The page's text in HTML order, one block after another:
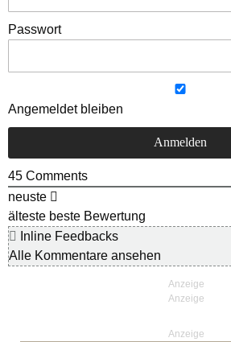
Passwort
Angemeldet bleiben
45 Comments
neuste
älteste beste Bewertung
Inline Feedbacks
Alle Kommentare ansehen
Anzeige